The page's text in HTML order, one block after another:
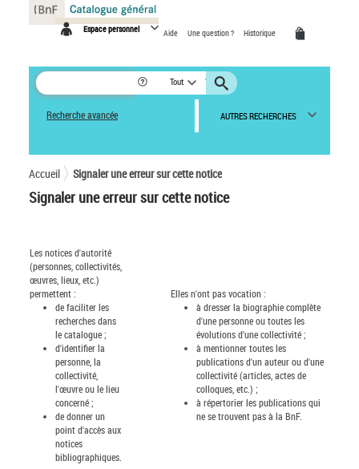
Espace personnel Aide Une question ? Historique
Tout
Recherche avancée AUTRES RECHERCHES
Accueil Signaler une erreur sur cette notice
Signaler une erreur sur cette notice
Les notices d'autorité
(personnes, collectivités,
œuvres, lieux, etc.)
permettent :
de faciliter les
recherches dans
le catalogue ;
d'identifier la
personne, la
collectivité,
l'œuvre ou le lieu
concerné ;
de donner un
point d'accès aux
notices
bibliographiques.
Elles n'ont pas vocation :
à dresser la biographie complète
d'une personne ou toutes les
évolutions d'une collectivité ;
à mentionner toutes les
publications d'un auteur ou d'une
collectivité (articles, actes de
colloques, etc.) ;
à répertorier les publications qui
ne se trouvent pas à la BnF.
Panneau de gestion des cookies